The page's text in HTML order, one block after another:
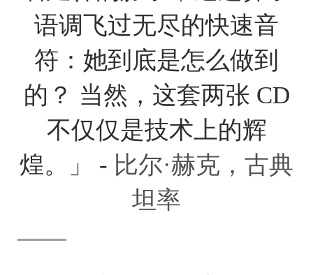
语调飞过无尽的快速音
符：她到底是怎么做到
的？ 当然，这套两张 CD
不仅仅是技术上的辉
煌。」 - 比尔·赫克，古典
坦率